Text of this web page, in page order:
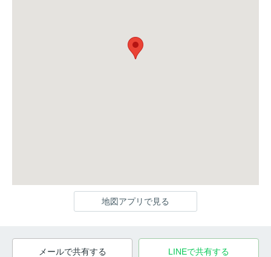
地図アプリで見る
メールで共有する LINEで共有する